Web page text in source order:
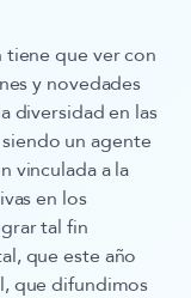
que ver con
y novedades
diversidad en las
siendo unagente
vinculada a la
en los
tal fin
que este año
que difundimos